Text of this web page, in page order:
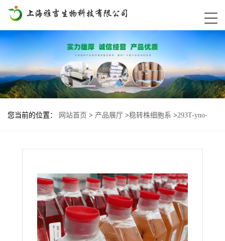
您当前的位置： 网站首页 > 产品展厅 >稳转株细胞系 >293T-yno-